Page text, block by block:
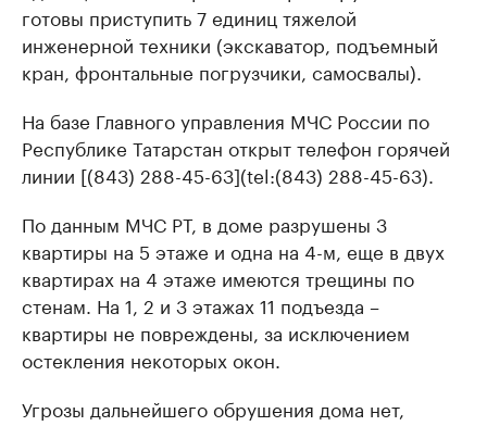
готовы приступить 7 единиц тяжелой
инженерной техники (экскаватор, подъемный
кран, фронтальные погрузчики, самосвалы).
На базе Главного управления МЧС России по
Республике Татарстан открыт телефон горячей
линии [(843) 288-45-63](tel:(843) 288-45-63).
По данным МЧС РТ, в доме разрушены 3
квартиры на 5 этаже и одна на 4-м, еще в двух
квартирах на 4 этаже имеются трещины по
стенам. На 1, 2 и 3 этажах 11 подъезда –
квартиры не повреждены, за исключением
остекления некоторых окон.
Угрозы дальнейшего обрушения дома нет,